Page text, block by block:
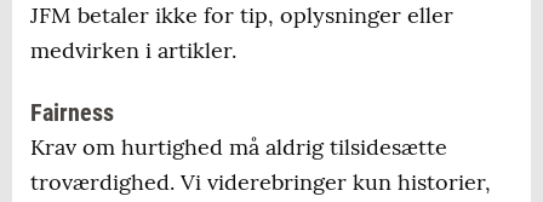
JFM betaler ikke for tip, oplysninger eller
medvirken i artikler.
Fairness
Krav om hurtighed må aldrig tilsidesætte
troværdighed. Vi viderebringer kun historier,